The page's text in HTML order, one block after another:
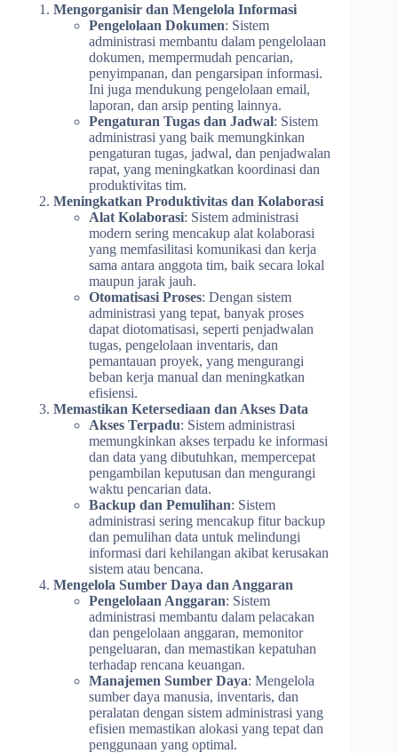
Mengorganisir dan Mengelola Informasi
Pengelolaan Dokumen: Sistem
administrasi membantu dalam pengelolaan
dokumen, mempermudah pencarian,
penyimpanan, dan pengarsipan informasi.
Ini juga mendukung pengelolaan email,
laporan, dan arsip penting lainnya.
Pengaturan Tugas dan Jadwal: Sistem
administrasi yang baik memungkinkan
pengaturan tugas, jadwal, dan penjadwalan
rapat, yang meningkatkan koordinasi dan
produktivitas tim.
Meningkatkan Produktivitas dan Kolaborasi
Alat Kolaborasi: Sistem administrasi
modern sering mencakup alat kolaborasi
yang memfasilitasi komunikasi dan kerja
sama antara anggota tim, baik secara lokal
maupun jarak jauh.
Otomatisasi Proses: Dengan sistem
administrasi yang tepat, banyak proses
dapat diotomatisasi, seperti penjadwalan
tugas, pengelolaan inventaris, dan
pemantauan proyek, yang mengurangi
beban kerja manual dan meningkatkan
efisiensi.
Memastikan Ketersediaan dan Akses Data
Akses Terpadu: Sistem administrasi
memungkinkan akses terpadu ke informasi
dan data yang dibutuhkan, mempercepat
pengambilan keputusan dan mengurangi
waktu pencarian data.
Backup dan Pemulihan: Sistem
administrasi sering mencakup fitur backup
dan pemulihan data untuk melindungi
informasi dari kehilangan akibat kerusakan
sistem atau bencana.
Mengelola Sumber Daya dan Anggaran
Pengelolaan Anggaran: Sistem
administrasi membantu dalam pelacakan
dan pengelolaan anggaran, memonitor
pengeluaran, dan memastikan kepatuhan
terhadap rencana keuangan.
Manajemen Sumber Daya: Mengelola
sumber daya manusia, inventaris, dan
peralatan dengan sistem administrasi yang
efisien memastikan alokasi yang tepat dan
penggunaan yang optimal.